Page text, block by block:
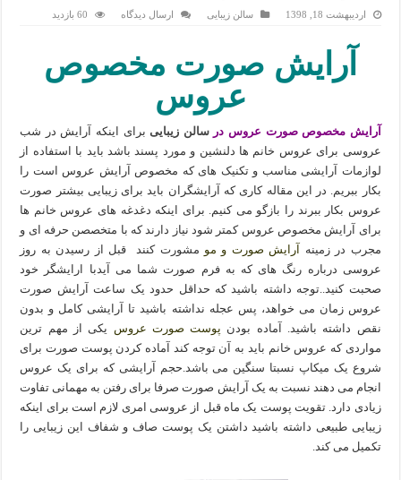
اردیبهشت 18, 1398 سالن زیبایی ارسال دیدگاه 60 بازدید
آرایش صورت مخصوص
عروس
آرایش مخصوص صورت عروس درسالن زیبایی برای اینکه آرایش در شب
عروسی برای عروس خانم ها دلنشین و مورد پسند باشد باید با استفاده از
لوازمات آرایشی مناسب و تکنیک های که مخصوص آرایش عروس است را
بکار ببریم. در این مقاله کاری که آرایشگران باید برای زیبایی بیشتر صورت
عروس بکار ببرند را بازگو می کنیم. برای اینکه دغدغه های عروس خانم ها
برای آرایش مخصوص عروس کمتر شود نیاز دارند که با متخصصن حرفه ای و
مجرب در زمینه آرایش صورت و مو مشورت کنند قبل از رسیدن به روز
عروسی درباره رنگ های که به فرم صورت شما می آیدبا ارایشگر خود
صحبت کنید..توجه داشته باشید که حداقل حدود یک ساعت آرایش صورت
عروس زمان می خواهد، پس عجله نداشته باشید تا آرایشی کامل و بدون
نقص داشته باشید. آماده بودن پوست صورت عروس یکی از مهم ترین
مواردی که عروس خانم باید به آن توجه کند آماده کردن پوست صورت برای
شروع یک میکاپ نسبتا سنگین می باشد.حجم آرایشی که برای یک عروس
انجام می دهند نسبت به یک آرایش صورت صرفا برای رفتن به مهمانی تفاوت
زیادی دارد. تقویت پوست یک ماه قبل از عروسی امری لازم است برای اینکه
زیبایی طبیعی داشته باشید داشتن یک پوست صاف و شفاف این زیبایی را
تکمیل می کند.